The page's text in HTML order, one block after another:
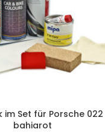
im Set für Porsche 022
bahiarot